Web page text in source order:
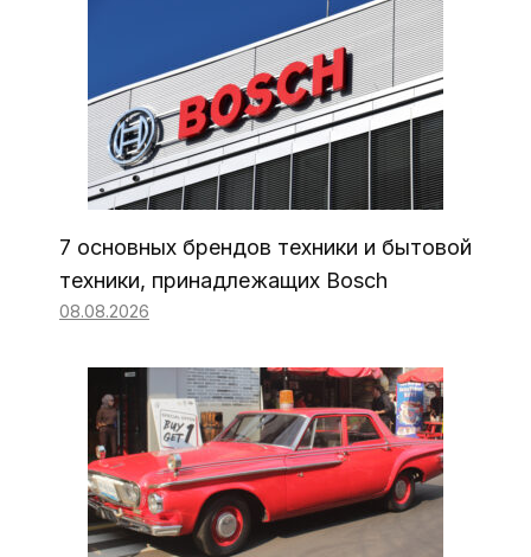
7 основных брендов техники и бытовой
техники, принадлежащих Bosch
08.08.2026